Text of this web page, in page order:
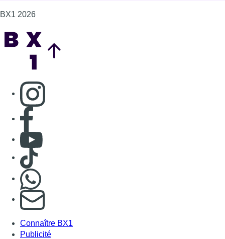
BX1 2026
Consulter page Instagram
Consulter page Facebook
Consulter Youtube
Consulter TikTok
S'abonner à notre newsletter
Connaître BX1
Publicité